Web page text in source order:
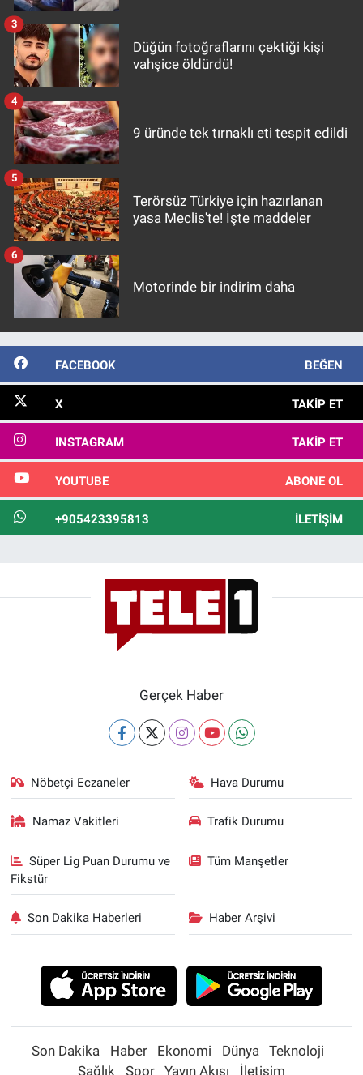
Düğün fotoğraflarını çektiği kişi
vahşice öldürdü!
3
9 üründe tek tırnaklı eti tespit edildi
4
Terörsüz Türkiye için hazırlanan
yasa Meclis'te! İşte maddeler
5
Motorinde bir indirim daha
6
FACEBOOK BEĞEN
X TAKIP ET
INSTAGRAM TAKIP ET
YOUTUBE ABONE OL
+905423395813 İLETIŞIM
Gerçek Haber
Nöbetçi Eczaneler Hava Durumu
Namaz Vakitleri Trafik Durumu
Süper Lig Puan Durumu ve
Fikstür
Tüm Manşetler
Son Dakika Haberleri Haber Arşivi
Son Dakika Haber Ekonomi Dünya
Teknoloji
Sağlık
Spor Yayın Akışı İletişim